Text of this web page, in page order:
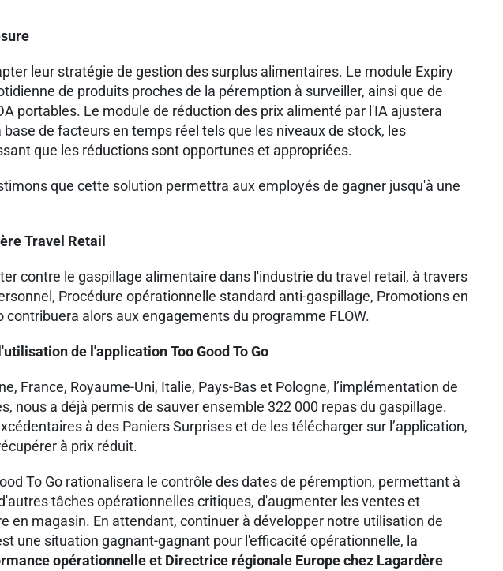
leur stratégie de gestion des surplus alimentaires. Le module Expiry
de produits proches de la péremption à surveiller, ainsi que de
portables. Le module de réduction des prix alimenté par l'IA ajustera
de facteurs en temps réel tels que les niveaux de stock, les
que les réductions sont opportunes et appropriées.
que cette solution permettra aux employés de gagner jusqu'à une
Travel Retail
contre le gaspillage alimentaire dans l'industrie du travel retail, à travers
Procédure opérationnelle standard anti-gaspillage, Promotions en
alors aux engagements du programme FLOW.
de l'application Too Good To Go
France, Royaume-Uni, Italie, Pays-Bas et Pologne, l’implémentation de
nous a déjà permis de sauver ensemble 322 000 repas du gaspillage.
à des Paniers Surprises et de les télécharger sur l’application,
à prix réduit.
To Go rationalisera le contrôle des dates de péremption, permettant à
tâches opérationnelles critiques, d'augmenter les ventes et
magasin. En attendant, continuer à développer notre utilisation de
une situation gagnant-gagnant pour l'efficacité opérationnelle, la
opérationnelle et Directrice régionale Europe chez Lagardère